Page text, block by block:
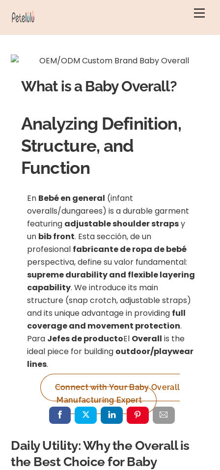
What is a Baby Overall?
Analyzing Definition,
Structure, and
Function
En Bebé en general (infant
overalls/dungarees) is a durable garment
featuring adjustable shoulder strapsy
un bib front. Esta sección, de un
profesional fabricante de ropa de bebé
perspectiva, define su valor fundamental:
supreme durability and flexible layering
capability. We introduce its main
structure (snap crotch, adjustable straps)
and its unique advantage in providing full
coverage and movement protection.
Para Jefes de productoEl Overall is the
ideal piece for building outdoor/playwear
lines.
Connect with Your Baby Overall
Manufacturing Expert
Daily Utility: Why the Overall is
the Best Choice for Baby